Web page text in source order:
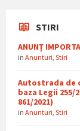
STIRI
ANUNȚ
in Anunturi Stiri
Autostrada de
baza Legii 255/
861/2021)
in Anunturi Stiri